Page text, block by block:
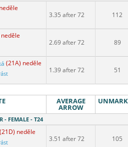
3.35 after 72 112
2.69 after 72 89
(21A) neděle
1.39 after 72 51
AVERAGE
ARROW
- FEMALE - T24
(21D) neděle
3.51 after 72 105